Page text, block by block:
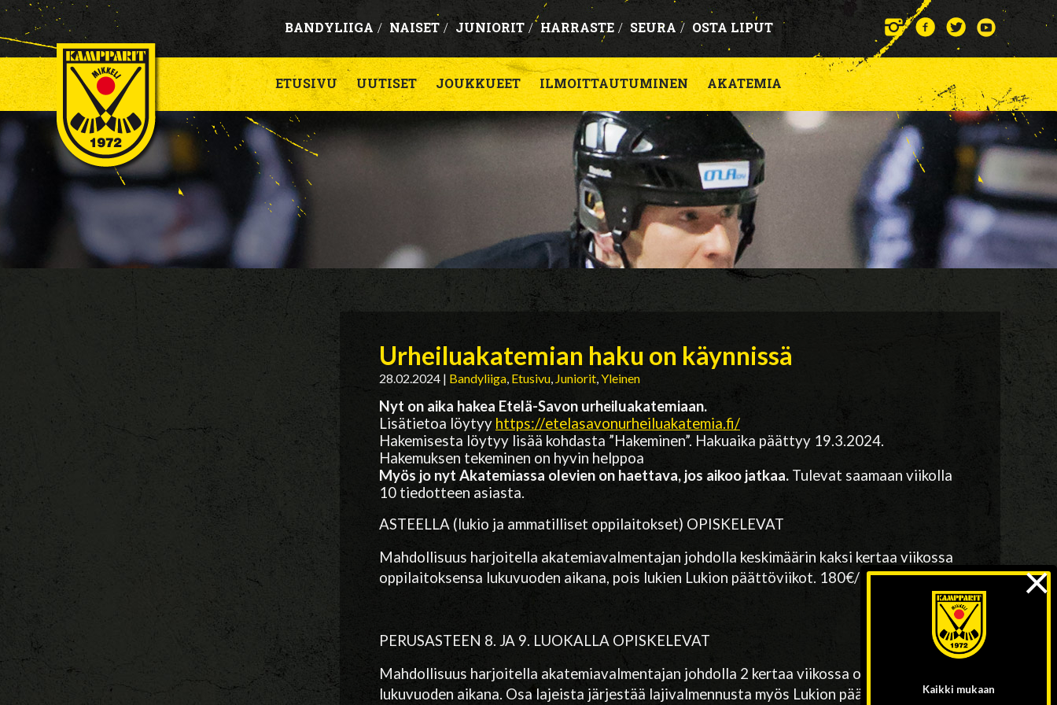
BANDYLIIGA / NAISET / JUNIORIT / HARRASTE / SEURA / OSTA LIPUT
ETUSIVU UUTISET JOUKKUEET ILMOITTAUTUMINEN AKATEMIA
Urheiluakatemian haku on käynnissä
28.02.2024 | Bandyliiga, Etusivu, Juniorit,Yleinen
Nyt on aika hakea Etelä-Savon urheiluakatemiaan.
Lisätietoa löytyy https://etelasavonurheiluakatemia.fi/
Hakemisesta löytyy lisää kohdasta ”Hakeminen”. Hakuaika päättyy 19.3.2024.
Hakemuksen tekeminen on hyvin helppoa
Myös jo nyt Akatemiassa olevien on haettava, jos aikoo jatkaa. Tulevat saamaan viikolla
10 tiedotteen asiasta.
ASTEELLA (lukio ja ammatilliset oppilaitokset) OPISKELEVAT
Mahdollisuus harjoitella akatemiavalmentajan johdolla keskimäärin kaksi kertaa viikossa
oppilaitoksensa lukuvuoden aikana, pois lukien Lukion päättöviikot. 180€/lukuvuosi
PERUSASTEEN 8. JA 9. LUOKALLA OPISKELEVAT
Mahdollisuus harjoitella akatemiavalmentajan johdolla 2 kertaa viikossa oppilaitoksensa
lukuvuoden aikana. Osa lajeista järjestää lajivalmennusta myös Lukion päättöviikkojenKaikki mukaan
×